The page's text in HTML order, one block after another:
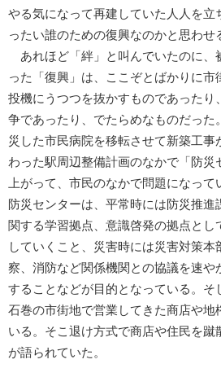
やる気になって再建していた人人を立
ったい誰のための復興なのかと思わせ
あれほど「絆」と叫んでいたのに、
った「復興」は、ここぞとばかりに市
投機にうつつを抜かすものであったり
争であったり、でたらめなものだった
災した市民病院を移転させて新築工事
わった駅周辺整備計画のなかで「防災
上がって、市民のなかで問題になって
防災センターは、平常時には防災推進
関する学習拠点、意識啓発の拠点とし
していくこと、災害時には災害対策
察、消防など関係機関との協議を速や
することなどが目的となっている。そ
石巻の市街地で営業してきた商店や地
いる。そこ退け方式で商店や住民を蹴
が語られていた。